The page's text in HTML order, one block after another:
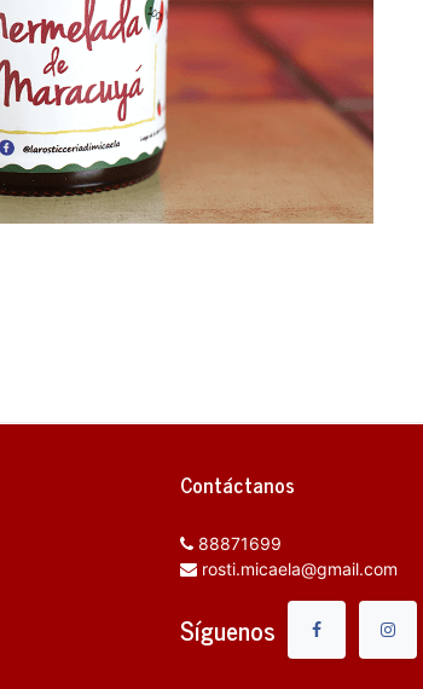
Contáctanos
88871699
rosti.micaela@gmail.com
Síguenos